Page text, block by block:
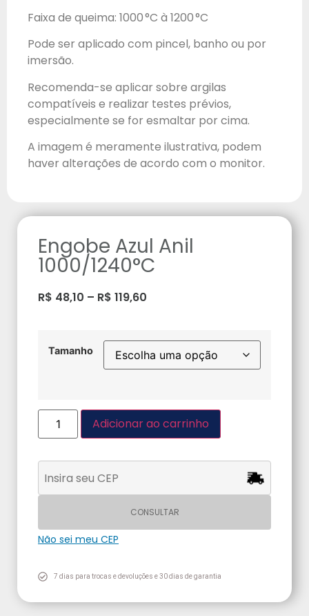
Faixa de queima: 1000 °C à 1200 °C
Pode ser aplicado com pincel, banho ou por
imersão.
Recomenda-se aplicar sobre argilas
compatíveis e realizar testes prévios,
especialmente se for esmaltar por cima.
A imagem é meramente ilustrativa, podem
haver alterações de acordo com o monitor.
Engobe Azul Anil
1000/1240°C
R$ 48,10 – R$ 119,60
Tamanho
Adicionar ao carrinho
CONSULTAR
Não sei meu CEP
7 dias para trocas e devoluções e 30 dias de garantia